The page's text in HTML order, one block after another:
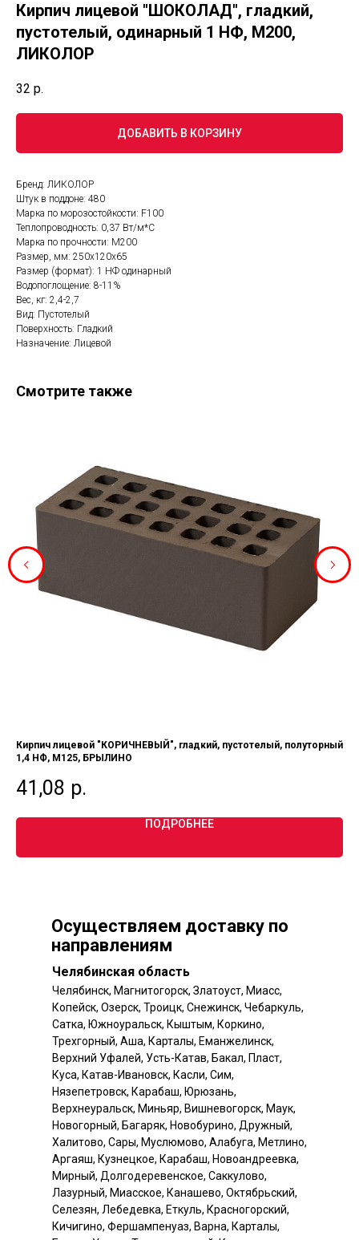
Кирпич лицевой "ШОКОЛАД", гладкий,
пустотелый, одинарный 1 НФ, М200,
ЛИКОЛОР
32 р.
ДОБАВИТЬ В КОРЗИНУ
Бренд: ЛИКОЛОР
Штук в поддоне: 480
Марка по морозостойкости: F100
Теплопроводность: 0,37 Вт/м*С
Марка по прочности: М200
Размер, мм: 250x120x65
Размер (формат): 1 НФ одинарный
Водопоглощение: 8-11%
Вес, кг: 2,4-2,7
Вид: Пустотелый
Поверхность: Гладкий
Назначение: Лицевой
Смотрите также
Кирпич лицевой "КОРИЧНЕВЫЙ", гладкий, пустотелый, полуторный
1,4 НФ, М125, БРЫЛИНО
41,08 р.
ПОДРОБНЕЕ
Челябинская область
Осуществляем доставку по
направлениям
Челябинск, Магнитогорск, Златоуст, Миасс,
Копейск, Озерск, Троицк, Снежинск, Чебаркуль,
Сатка, Южноуральск, Кыштым, Коркино,
Трехгорный, Аша, Карталы, Еманжелинск,
Верхний Уфалей, Усть-Катав, Бакал, Пласт,
Куса, Катав-Ивановск, Касли, Сим,
Нязепетровск, Карабаш, Юрюзань,
Верхнеуральск, Миньяр, Вишневогорск, Маук,
Новогорный, Багаряк, Новобурино, Дружный,
Халитово, Сары, Муслюмово, Алабуга, Метлино,
Аргаяш, Кузнецкое, Карабаш, Новоандреевка,
Мирный, Долгодеревенское, Саккулово,
Лазурный, Миасское, Канашево, Октябрьский,
Селезян, Лебедевка, Еткуль, Красногорский,
Кичигино, Фершампенуаз, Варна, Карталы,